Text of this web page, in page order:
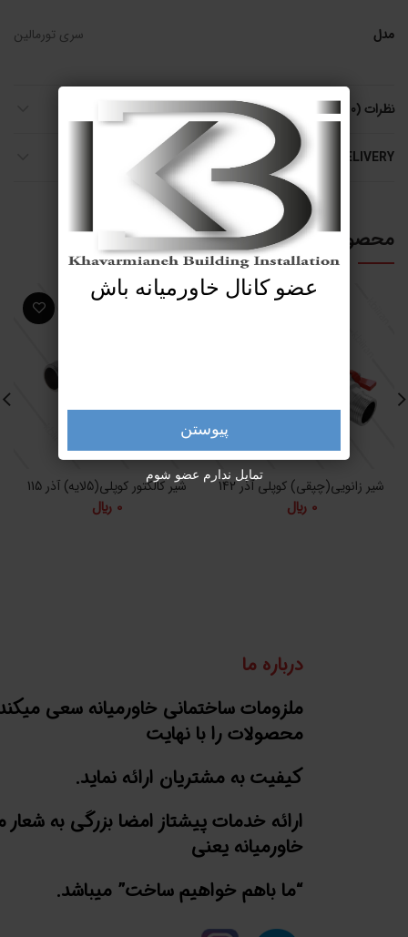
مدل سری تورمالین
نظرات (0)
SHIPPING & DELIVERY
محصولات مرتبط
شیر زانویی(چپقی) کوپلی آذر 142
0 ﷼
شیر کالکتور کوپلی(5لایه) آذر 115
0 ﷼
درباره ما
ملزومات ساختمانی خاورمیانه سعی
محصولات را با نهایت
کیفیت به مشتریان ارائه نماید.
ارائه خدمات پیشتاز امضا بزرگی به شعار
خاورمیانه یعنی
“ما باهم خواهیم ساخت” میباشد.
عضو کانال خاورمیانه باش
پیوستن
تمایل ندارم عضو شوم